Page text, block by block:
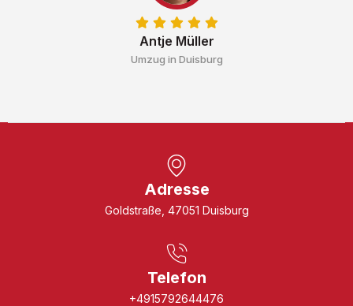
Antje Müller
Umzug in Duisburg
Adresse
Goldstraße, 47051 Duisburg
Telefon
+4915792644476